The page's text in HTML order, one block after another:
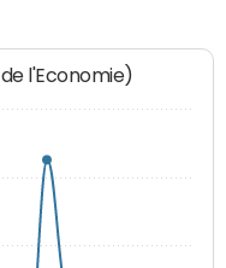
l'Economie)